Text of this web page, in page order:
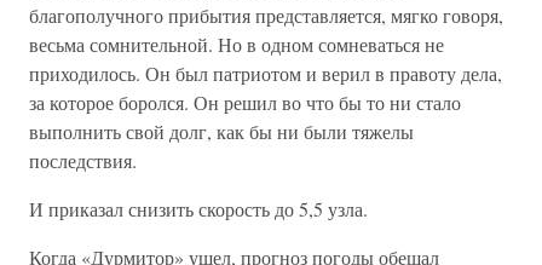
благополучного прибытия представляется, мягко говоря,
весьма сомнительной. Но в одном сомневаться не
приходилось. Он был патриотом и верил в правоту дела,
за которое боролся. Он решил во что бы то ни стало
выполнить свой долг, как бы ни были тяжелы
последствия.
И приказал снизить скорость до 5,5 узла.
Когда «Дурмитор» ушел, прогноз погоды обещал